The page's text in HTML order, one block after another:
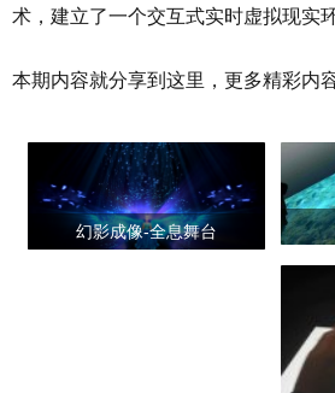
术，建立了一个交互式实时虚拟现实环
本期内容就分享到这里，更多精彩内
幻影成像-全息舞台